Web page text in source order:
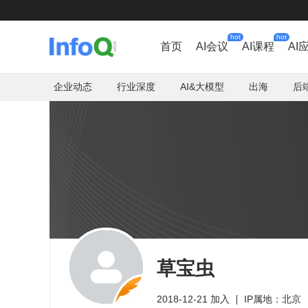
首页 AI会议
hot
AI课程
hot
AI
企业动态 行业深度 AI&大模型 出海 后
草宝虫
2018-12-21 加入 IP属地：北京